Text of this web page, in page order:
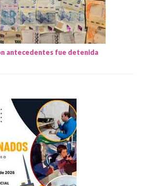
antecedentes fue detenida